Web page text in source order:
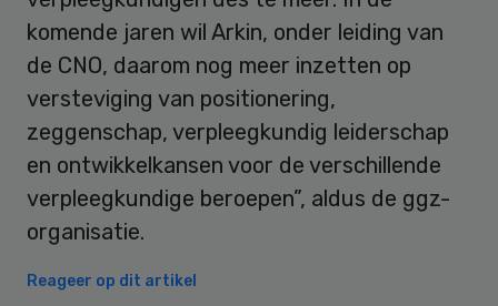
komende jaren wil Arkin, onder leiding van
de CNO, daarom nog meer inzetten op
versteviging van positionering,
zeggenschap, verpleegkundig leiderschap
en ontwikkelkansen voor de verschillende
verpleegkundige beroepen”, aldus de ggz-
organisatie.
Reageer op dit artikel